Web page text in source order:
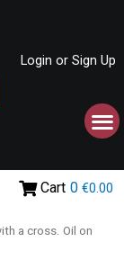
Login or Sign Up
Cart 0 €0.00
a cross. Oil on